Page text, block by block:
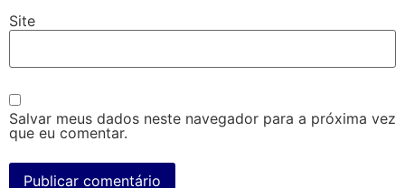
Site
Salvar meus dados neste navegador para a próxima vez
que eu comentar.